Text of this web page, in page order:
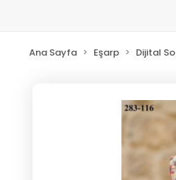
Ana Sayfa Eşarp Dijital